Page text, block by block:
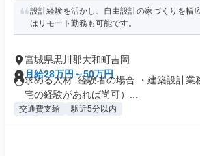
設計経験を活かし、自由設計の家づくりを幅
はリモート勤務も可能です。
宮城県黒川郡大和町吉岡
月給28万円～50万円
求める人材: 経験者の場合 ・建築設計業
宅の経験があれば尚可）...
交通費支給 駅近5分以内